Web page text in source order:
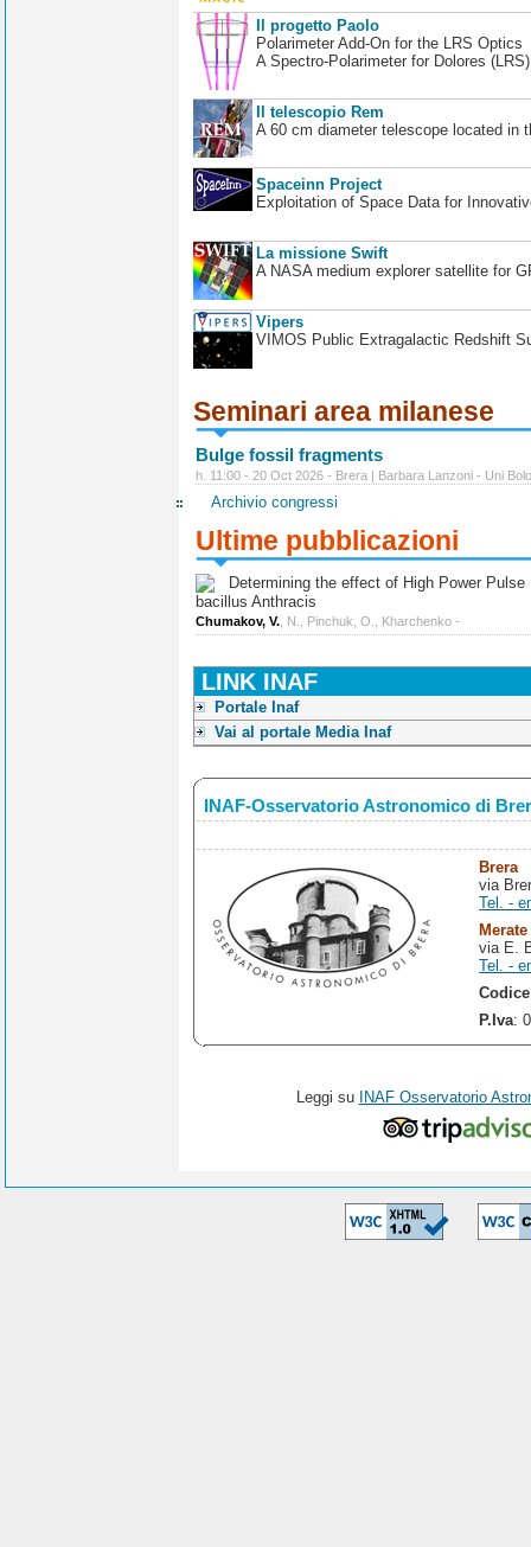
Il progetto Paolo
Polarimeter Add-On for the LRS Optics
A Spectro-Polarimeter for Dolores
Il telescopio Rem
A 60 cm diameter telescope located in
Spaceinn Project
Exploitation of Space Data for
La missione Swift
A NASA medium explorer satellite for
Vipers
VIMOS Public Extragalactic Redshift
Seminari area milanese
Bulge fossil fragments
h. 11:00 - 20 Oct 2026 - Brera | Barbara Lanzoni - Uni
Archivio congressi
Ultime pubblicazioni
Determining the effect of High Power Pulse
bacillus Anthracis
Chumakov, V. , N., Pinchuk, O., Kharchenko -
LINK INAF
Portale Inaf
Vai al portale Media Inaf
INAF-Osservatorio Astronomico di
Brera
via
Tel. -
Merate
via E.
Tel. -
P.Iva:
Leggi su INAF Osservatorio